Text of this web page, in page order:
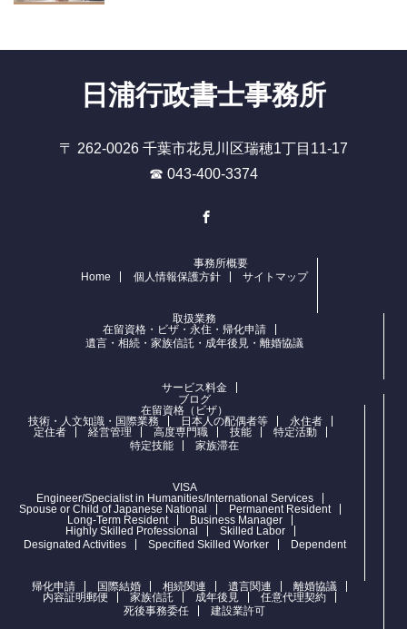
日浦行政書士事務所
〒 262-0026 千葉市花見川区瑞穂1丁目11-17
☎ 043-400-3374
Home
事務所概要
個人情報保護方針
サイトマップ
取扱業務
在留資格・ビザ・永住・帰化申請
遺言・相続・家族信託・成年後見・離婚協議
サービス料金
ブログ
在留資格（ビザ）
技術・人文知識・国際業務
日本人の配偶者等
永住者
定住者
経営管理 高度専門職 技能
特定活動
特定技能
家族滞在
VISA
Engineer/Specialist in Humanities/International Services
Spouse or Child of Japanese National
Permanent Resident
Long-Term Resident
Business Manager
Highly Skilled Professional
Skilled Labor
Designated Activities
Specified Skilled Worker Dependent
帰化申請 国際結婚 相続関連 遺言関連
離婚協議
内容証明郵便
家族信託 成年後見
任意代理契約
死後事務委任
建設業許可